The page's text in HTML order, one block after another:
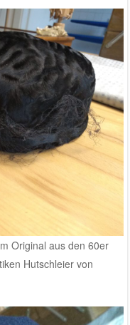
Original aus den 60er
Hutschleier von